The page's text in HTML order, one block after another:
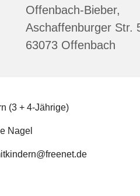
Offenbach-Bieber,
Aschaffenburger Str.
63073 Offenbach
(3 + 4-Jährige)
Nagel